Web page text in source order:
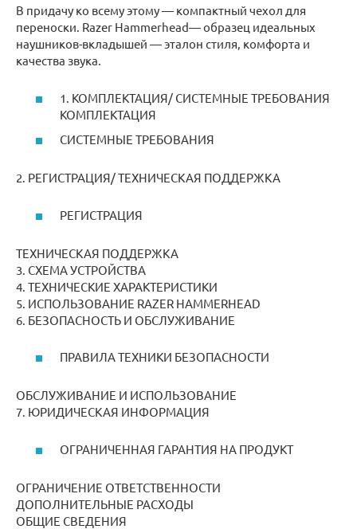
В придачу ко всему этому — компактный чехол для
переноски. Razer Hammerhead— образец идеальных
наушников-вкладышей — эталон стиля, комфорта и
качества звука.
1. КОМПЛЕКТАЦИЯ/ СИСТЕМНЫЕ ТРЕБОВАНИЯ
КОМПЛЕКТАЦИЯ
СИСТЕМНЫЕ ТРЕБОВАНИЯ
2. РЕГИСТРАЦИЯ/ ТЕХНИЧЕСКАЯ ПОДДЕРЖКА
РЕГИСТРАЦИЯ
ТЕХНИЧЕСКАЯ ПОДДЕРЖКА
3. СХЕМА УСТРОЙСТВА
4. ТЕХНИЧЕСКИЕ ХАРАКТЕРИСТИКИ
5. ИСПОЛЬЗОВАНИЕ RAZER HAMMERHEAD
6. БЕЗОПАСНОСТЬ И ОБСЛУЖИВАНИЕ
ПРАВИЛА ТЕХНИКИ БЕЗОПАСНОСТИ
ОБСЛУЖИВАНИЕ И ИСПОЛЬЗОВАНИЕ
7. ЮРИДИЧЕСКАЯ ИНФОРМАЦИЯ
ОГРАНИЧЕННАЯ ГАРАНТИЯ НА ПРОДУКТ
ОГРАНИЧЕНИЕ ОТВЕТСТВЕННОСТИ
ДОПОЛНИТЕЛЬНЫЕ РАСХОДЫ
ОБЩИЕ СВЕДЕНИЯ